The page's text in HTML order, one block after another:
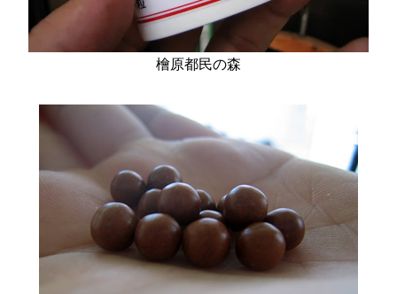
檜原都民の森